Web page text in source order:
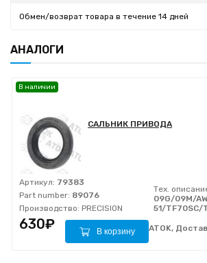
Обмен/возврат товара в течение 14 дней
АНАЛОГИ
САЛЬНИК ПРИВОДА
Артикул: 79383
Part number: 89076
Производство: PRECISION
Тех.
09G/09M/
51/TF70SC/
В наличии
630₽ В корзину ATOK,